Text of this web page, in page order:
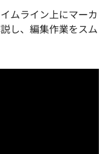
ムライン上にマーカ
し、編集作業をスム